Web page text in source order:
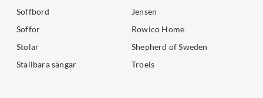
Soffbord
Soffor
Stolar
Ställbara sängar
Jensen
Rowico Home
Shepherd of Sweden
Troels